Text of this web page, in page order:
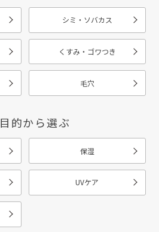
シミ・ソバカス
くすみ・ゴワつき
毛穴
目的から選ぶ
保湿
UVケア